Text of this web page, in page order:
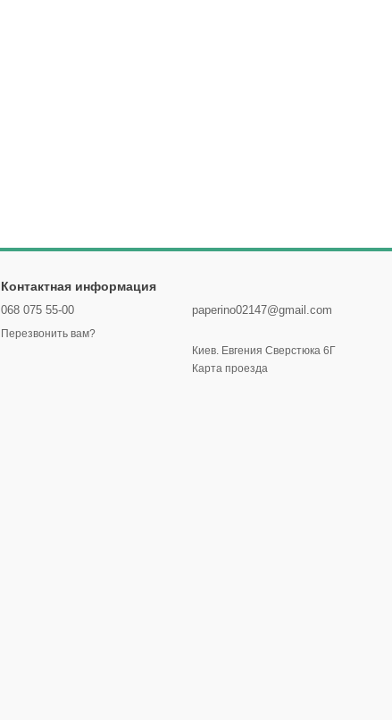
Контактная информация
068 075 55-00
Перезвонить вам?
paperino02147@gmail.com
Киев. Евгения Сверстюка 6Г
Карта проезда